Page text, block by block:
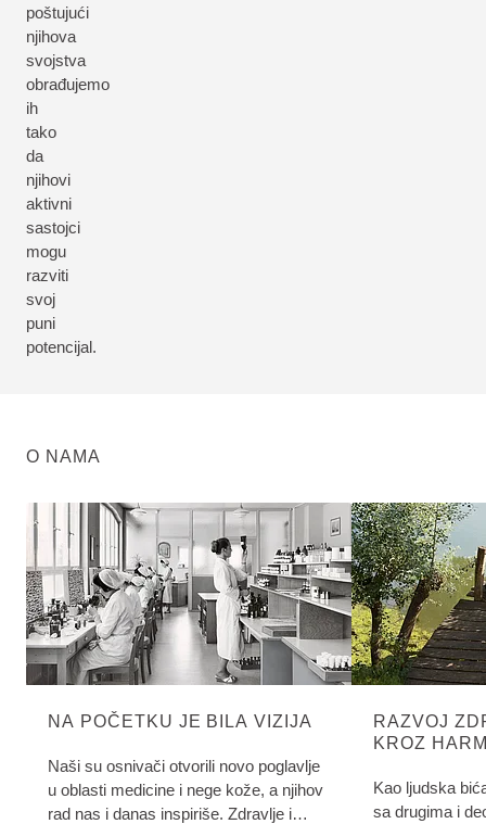
poštujući
njihova
svojstva
obrađujemo
ih
tako
da
njihovi
aktivni
sastojci
mogu
razviti
svoj
puni
potencijal.
O NAMA
NA POČETKU JE BILA VIZIJA
Naši su osnivači otvorili novo poglavlje
u oblasti medicine i nege kože, a njihov
rad nas i danas inspiriše. Zdravlje i
RAZVOJ
KROZ
Kao ljudska
sa drugima i